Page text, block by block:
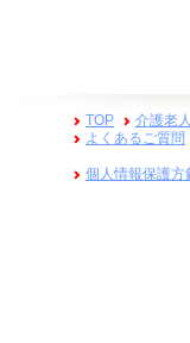
TOP 介護老
よくあるご質問
個人情報保護方